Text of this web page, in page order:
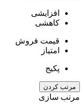
افزایشی
کاهشی
قیمت فروش
امتیاز
پکیج
مرتب کردن
مرتب سازی